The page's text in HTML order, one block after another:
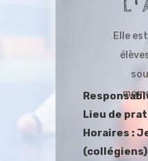
Elle
Lieu de
Horaires :
(collégiens)